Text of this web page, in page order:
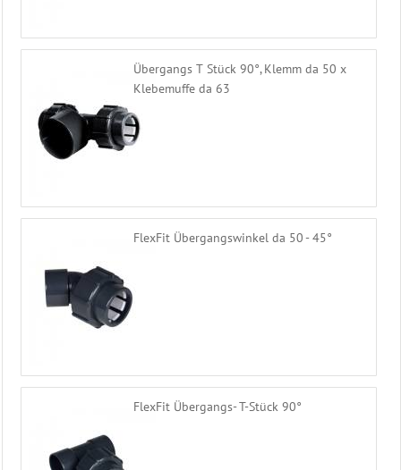
Übergangs T Stück 90°, Klemm da 50 x
Klebemuffe da 63
FlexFit Übergangswinkel da 50 - 45°
FlexFit Übergangs- T-Stück 90°